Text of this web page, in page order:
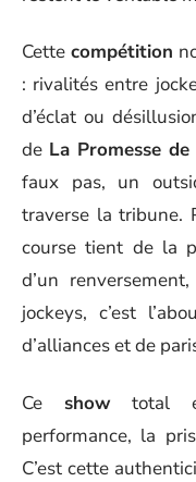
Cette compétition
: rivalités entre
d’éclat ou
de La Promesse de
faux pas, un
traverse la tribune.
course tient de la
d’un
jockeys, c’est
d’alliances et de
Ce show total
performance, la
C’est cette